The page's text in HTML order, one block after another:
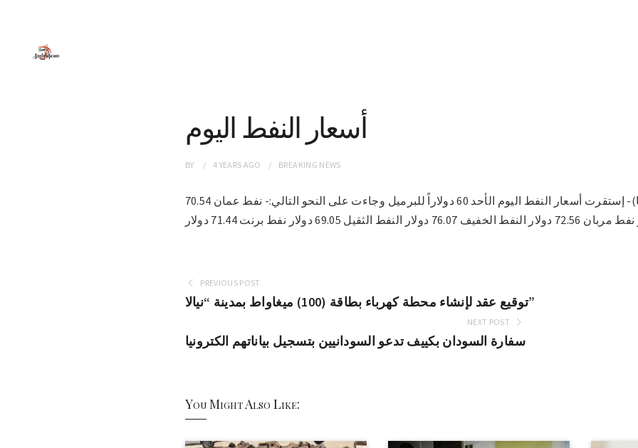
أسعار النفط اليوم
BY 4 YEARS AGO BREAKING NEWS
الخرطوم 13-2-2022 (سونا)- إستقرت أسعار النفط اليوم الأحد 60 دولاراً للبرميل وجاءت على النحو التالي:- نفط عمان 70.54
الخفيف 76.07 دولار النفط الثقيل 69.05 دولار نفط برنت 71.44 دولار
PREVIOUS POST
توقيع عقد لإنشاء محطة كهرباء بطاقة (100) ميغاواط بمدينة “نيالا”
NEXT POST
سفارة السودان بكييف تدعو السودانيين بتسجيل بياناتهم الكترونيا
You Might Also Like: